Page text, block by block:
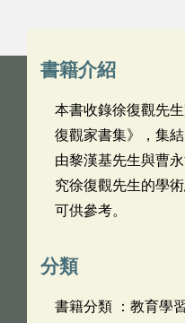
書籍介紹
本書收錄徐復觀先
復觀家書集》，集
由黎漢基先生與曹
究徐復觀先生的學
可供參考。
分類
書籍分類 ：教育學